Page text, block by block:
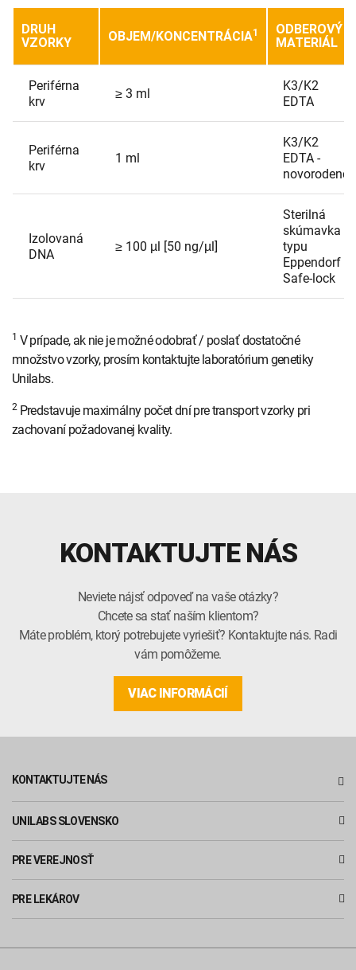
DRUH
VZORKY
OBJEM/KONCENTRÁCIA1
ODBEROVÝ
MATERIÁL
Periférna
krv
≥ 3 ml
K3/K2
EDTA
Periférna
krv
1 ml
K3/K2
EDTA -
novorodenci
Izolovaná
DNA
≥ 100 µl [50 ng/µl]
Sterilná
skúmavka
typu
Eppendorf
Safe-lock
1 V prípade, ak nie je možné odobrať / poslať dostatočné
množstvo vzorky, prosím kontaktujte laboratórium genetiky
Unilabs.
2Predstavuje maximálny počet dní pre transport vzorky pri
zachovaní požadovanej kvality.
KONTAKTUJTE NÁS
Neviete nájsť odpoveď na vaše otázky?
Chcete sa stať naším klientom?
Máte problém, ktorý potrebujete vyriešiť? Kontaktujte nás. Radi
vám pomôžeme.
VIAC INFORMÁCIÍ
KONTAKTUJTE NÁS
UNILABS SLOVENSKO
PRE VEREJNOSŤ
PRE LEKÁROV